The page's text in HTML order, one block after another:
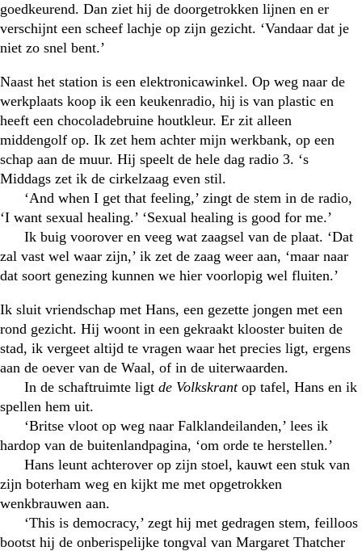
goedkeurend. Dan ziet hij de doorgetrokken lijnen en er
verschijnt een scheef lachje op zijn gezicht. ‘Vandaar dat je
niet zo snel bent.’
Naast het station is een elektronicawinkel. Op weg naar de
werkplaats koop ik een keukenradio, hij is van plastic en
heeft een chocoladebruine houtkleur. Er zit alleen
middengolf op. Ik zet hem achter mijn werkbank, op een
schap aan de muur. Hij speelt de hele dag radio 3. ‘s
Middags zet ik de cirkelzaag even stil.
‘And when I get that feeling,’ zingt de stem in de radio,
‘I want sexual healing.’ ‘Sexual healing is good for me.’
Ik buig voorover en veeg wat zaagsel van de plaat. ‘Dat
zal vast wel waar zijn,’ ik zet de zaag weer aan, ‘maar naar
dat soort genezing kunnen we hier voorlopig wel fluiten.’
Ik sluit vriendschap met Hans, een gezette jongen met een
rond gezicht. Hij woont in een gekraakt klooster buiten de
stad, ik vergeet altijd te vragen waar het precies ligt, ergens
aan de oever van de Waal, of in de uiterwaarden.
In de schaftruimte ligt de Volkskrant op tafel, Hans en ik
spellen hem uit.
‘Britse vloot op weg naar Falklandeilanden,’ lees ik
hardop van de buitenlandpagina, ‘om orde te herstellen.’
Hans leunt achterover op zijn stoel, kauwt een stuk van
zijn boterham weg en kijkt me met opgetrokken
wenkbrauwen aan.
‘This is democracy,’ zegt hij met gedragen stem, feilloos
bootst hij de onberispelijke tongval van Margaret Thatcher